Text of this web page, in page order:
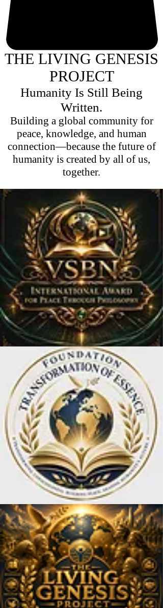
THE LIVING GENESIS
PROJECT
Humanity Is Still Being
Written.
Building a global community for
peace, knowledge, and human
connection—because the future of
humanity is created by all of us,
together.